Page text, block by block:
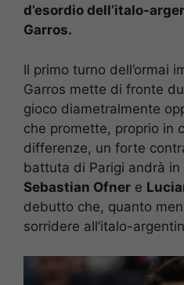
d’esordio dell’italo-
Garros.
Il primo turno dell’ormai
Garros mette di fronte
gioco diametralmente
che promette, proprio in
differenze, un forte
battuta di Parigi andrà
Sebastian Ofner e
debutto che, quanto
sorridere all’italo-